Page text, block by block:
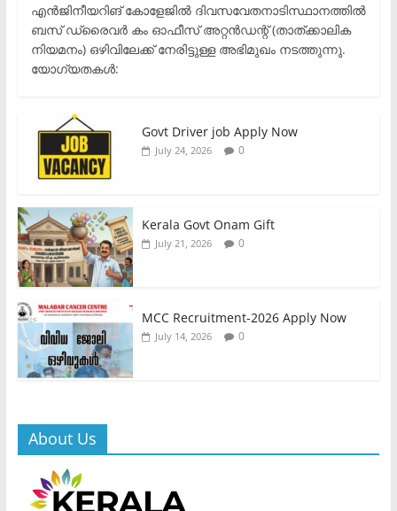
എൻജിനീയറിങ് കോളേജിൽ ദിവസവേതനാടിസ്ഥാനത്തിൽ
ബസ് ഡ്രൈവർ കം ഓഫീസ് അറ്റൻഡന്റ് (താത്ക്കാലിക
നിയമനം) ഒഴിവിലേക്ക് നേരിട്ടുള്ള അഭിമുഖം നടത്തുന്നു.​
യോഗ്യതകൾ:
Govt Driver job Apply Now
July 24, 2026 0
Kerala Govt Onam Gift
July 21, 2026 0
MCC Recruitment-2026 Apply Now
July 14, 2026 0
About Us